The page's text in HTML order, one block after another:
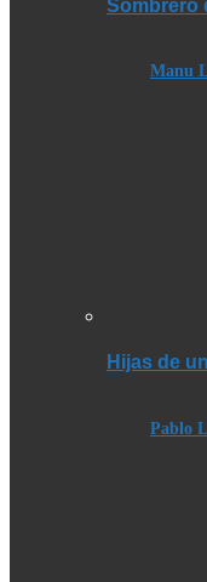
Sombrero
Manu
Hijas de
Pablo